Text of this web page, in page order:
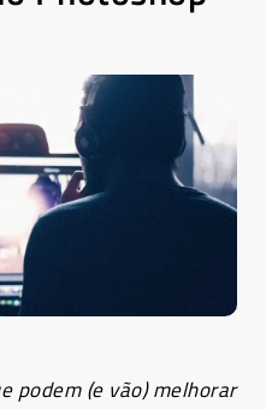
podem (e vão) melhorar